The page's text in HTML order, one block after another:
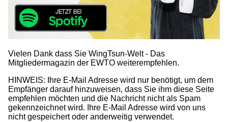
Vielen Dank dass Sie WingTsun-Welt - Das
Mitgliedermagazin der EWTO weiterempfehlen.
HINWEIS: Ihre E-Mail Adresse wird nur benötigt, um dem
Empfänger darauf hinzuweisen, dass Sie ihm diese Seite
empfehlen möchten und die Nachricht nicht als Spam
gekennzeichnet wird. Ihre E-Mail Adresse wird von uns
nicht gespeichert oder anderweitig verwendet.